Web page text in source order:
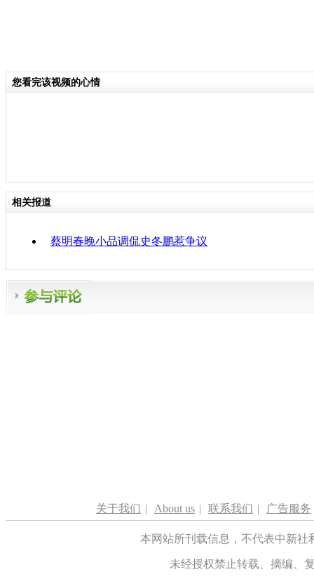
您看完该视频的心情
相关报道
蔡明春晚小品调侃史冬鹏惹争议
关于我们 | About us | 联系我们 | 广告服务
本网站所刊载信息，不代表中新
未经授权禁止转载、摘编、